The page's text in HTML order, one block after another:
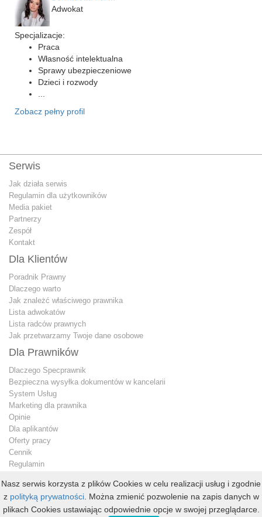
Adwokat
Specjalizacje:
Praca
Własność intelektualna
Sprawy ubezpieczeniowe
Dzieci i rozwody
Zobacz pełny profil
Serwis
Jak działa serwis
Regulamin dla użytkowników
Media pakiet
Partnerzy
Zespół
Kontakt
Dla Klientów
Poradnik Prawny
Dlaczego warto
Jak znależć właściwego prawnika
Lista adwokatów
Lista radców prawnych
Jak przetwarzamy Twoje dane osobowe
Dla Prawników
Dlaczego Specprawnik
Bezpieczna wysyłka dokumentów w kancelarii
System Usług
Marketing dla prawnika
Opinie
Dla aplikantów
Oferty pracy
Cennik
Regulamin
Konto premium
Kontakt dla prawnika
Nasz serwis korzysta z plików Cookies w celu realizacji usług i zgodnie
z polityką prywatności. Można zmienić pozwolenie na zapis danych w
plikach Cookies ustawiając odpowiednie opcje w swojej przeglądarce.